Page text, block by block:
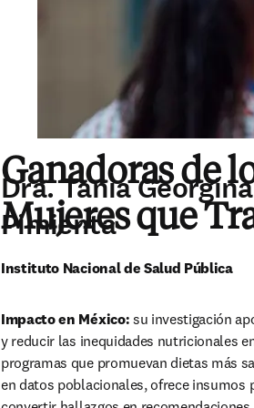
Ganadoras de
Mujeres que
Dra. Tania
Pimienta
Instituto Nacional de Salud Pública
Impacto en México: su investigación
y reducir las inequidades nutricionales
programas que promuevan dietas más
en datos poblacionales, ofrece insumos